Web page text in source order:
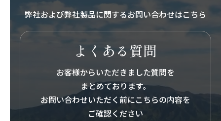
弊社および弊社製品に関するお問い合わせはこちら
よくある質問
お客様からいただきました質問を
まとめております。
お問い合わせいただく前にこちらの内容を
ご確認ください